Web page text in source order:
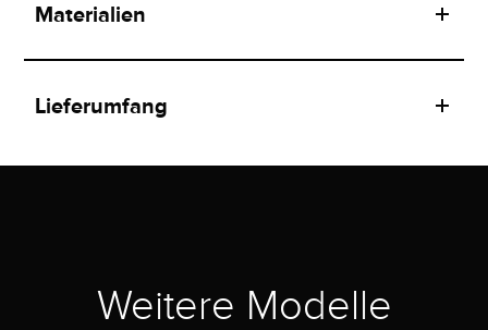
Materialien
Lieferumfang
Weitere Modelle